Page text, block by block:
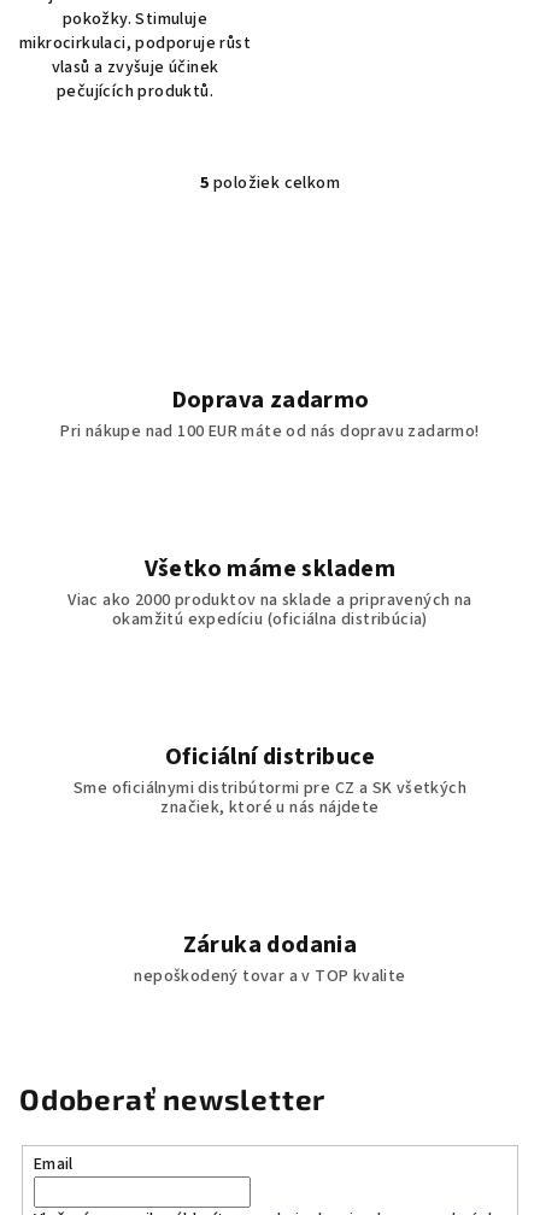
pokožky. Stimuluje
mikrocirkulaci, podporuje růst
vlasů a zvyšuje účinek
pečujících produktů.
O
i
e
p
v
ý
5 položiek celkom
Doprava zadarmo
Pri nákupe nad 100 EUR máte od nás dopravu zadarmo!
Všetko máme skladem
Viac ako 2000 produktov na sklade a pripravených na
okamžitú expedíciu (oficiálna distribúcia)
Oficiální distribuce
Sme oficiálnymi distribútormi pre CZ a SK všetkých
značiek, ktoré u nás nájdete
Záruka dodania
nepoškodený tovar a v TOP kvalite
Odoberať newsletter
Email